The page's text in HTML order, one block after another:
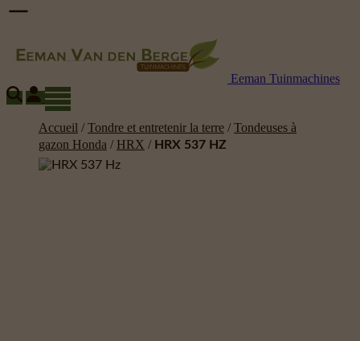
Eeman Tuinmachines
Accueil / Tondre et entretenir la terre / Tondeuses à
gazon Honda / HRX / HRX 537 HZ